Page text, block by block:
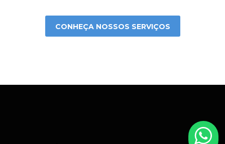
CONHEÇA NOSSOS SERVIÇOS